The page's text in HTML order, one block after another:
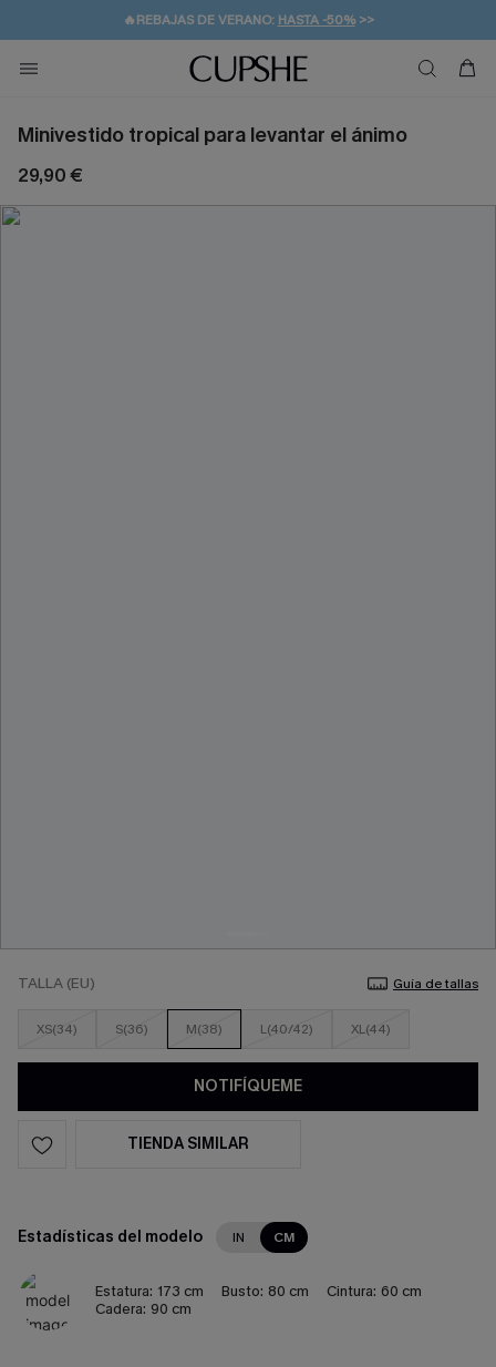
👒PROMOCIÓN DE VERANO:-10% EN 2 VESTIDOS
💌¡SUSCRIBIRSE & GANAR -10% EXTRA!
🚚ENVÍO GRATUITO A PARTIR DE 49 € >>
Minivestido tropical para levantar el ánimo
29,90 €
TALLA (EU) Guía de tallas
XS(34) S(36) M(38) L(40/42) XL(44)
NOTIFÍQUEME
TIENDA SIMILAR
Estadísticas del modelo IN CM
Estatura: 173 cm Busto: 80 cm Cintura: 60 cm
Cadera: 90 cm